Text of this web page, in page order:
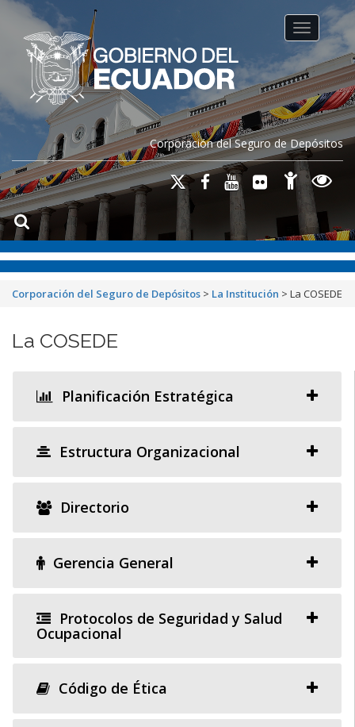
Corporación del Seguro de Depósitos
Toggle
Corporación del Seguro de Depósitos > La Institución > La COSEDE
La COSEDE
Planificación Estratégica
Estructura Organizacional
Directorio
Gerencia General
Protocolos de Seguridad y Salud
Ocupacional
Código de Ética